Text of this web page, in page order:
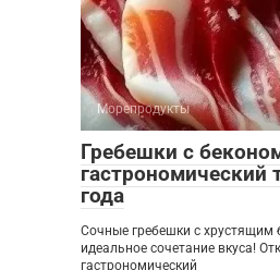
Морепродукты
Гребешки с
гастрономический
года
Сочные гребешки с хрустящим
идеальное сочетание вкуса!
гастрономический